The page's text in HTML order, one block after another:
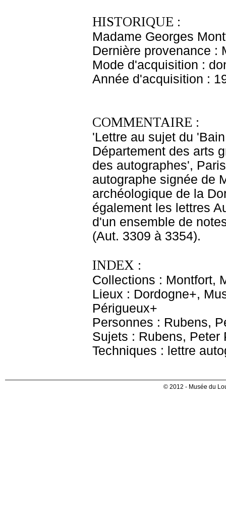
HISTORIQUE :
Madame Georges
Dernière provenance :
Mode d'acquisition :
Année d'acquisition :
COMMENTAIRE :
'Lettre au sujet du
Département des arts
des autographes',
autographe signée de
archéologique de la
également les lettres
d'un ensemble de
(Aut. 3309 à 3354).
INDEX :
Collections : Montfort,
Lieux : Dordogne+,
Périgueux+
Personnes : Rubens,
Sujets : Rubens, Peter
Techniques : lettre
© 2012 - Musée du